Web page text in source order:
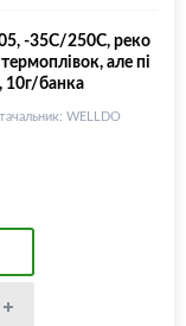
-35С/250С, реко
але пі
10г/банка
WELLDO